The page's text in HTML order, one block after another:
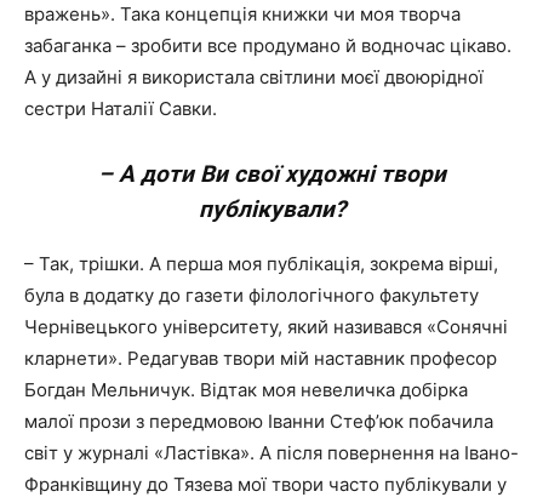
вражень». Така концепція книжки чи моя творча
забаганка – зробити все продумано й водночас цікаво.
А у дизайні я використала світлини моєї двоюрідної
сестри Наталії Савки.
– А доти Ви свої художні твори
публікували?
– Так, трішки. А перша моя публікація, зокрема вірші,
була в додатку до газети філологічного факультету
Чернівецького університету, який називався «Сонячні
кларнети». Редагував твори мій наставник професор
Богдан Мельничук. Відтак моя невеличка добірка
малої прози з передмовою Іванни Стеф’юк побачила
світ у журналі «Ластівка». А після повернення на Івано-
Франківщину до Тязева мої твори часто публікували у